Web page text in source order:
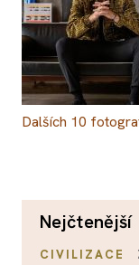
Dalších 10
nejčtenější
CIVILIZACE